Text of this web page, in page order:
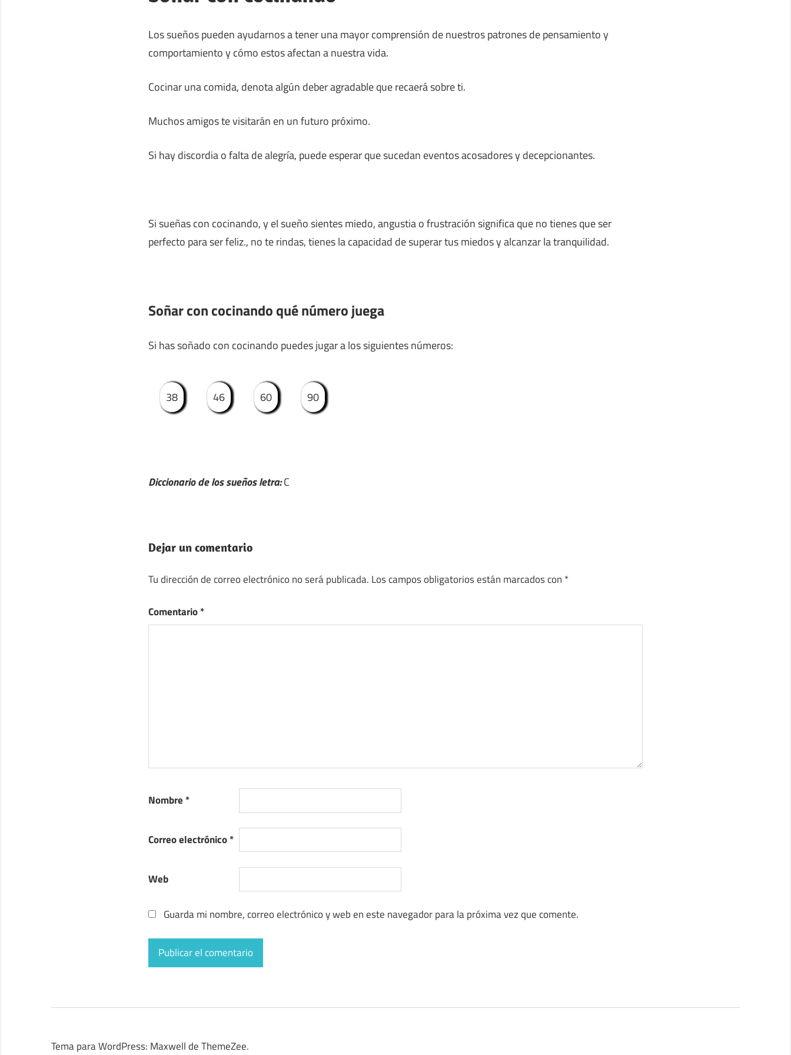
Los sueños pueden ayudarnos a tener una mayor comprensión de nuestros patrones de pensamiento y
comportamiento y cómo estos afectan a nuestra vida.
Cocinar una comida, denota algún deber agradable que recaerá sobre ti.
Muchos amigos te visitarán en un futuro próximo.
Si hay discordia o falta de alegría, puede esperar que sucedan eventos acosadores y decepcionantes.
Si sueñas con cocinando, y el sueño sientes miedo, angustia o frustración significa que no tienes que ser
perfecto para ser feliz., no te rindas, tienes la capacidad de superar tus miedos y alcanzar la tranquilidad.
Soñar con cocinando qué número juega
Si has soñado con cocinando puedes jugar a los siguientes números:
38 46 60 90
Diccionario de los sueños letra:C
Dejar un comentario
Tu dirección de correo electrónico no será publicada. Los campos obligatorios están marcados con *
Comentario*
Nombre *
Correo electrónico*
Web
Guarda mi nombre, correo electrónico y web en este navegador para la próxima vez que comente.
Tema para WordPress: Maxwell de ThemeZee.